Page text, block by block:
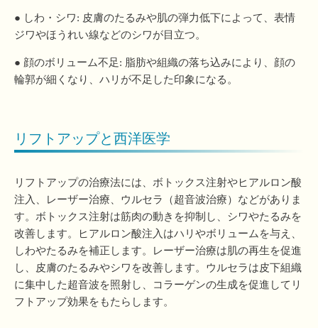
● しわ・シワ: 皮膚のたるみや肌の弾力低下によって、表情
ジワやほうれい線などのシワが目立つ。
● 顔のボリューム不足: 脂肪や組織の落ち込みにより、顔の
輪郭が細くなり、ハリが不足した印象になる。
リフトアップと西洋医学
リフトアップの治療法には、ボトックス注射やヒアルロン酸
注入、レーザー治療、ウルセラ（超音波治療）などがありま
す。ボトックス注射は筋肉の動きを抑制し、シワやたるみを
改善します。ヒアルロン酸注入はハリやボリュームを与え、
しわやたるみを補正します。レーザー治療は肌の再生を促進
し、皮膚のたるみやシワを改善します。ウルセラは皮下組織
に集中した超音波を照射し、コラーゲンの生成を促進してリ
フトアップ効果をもたらします。